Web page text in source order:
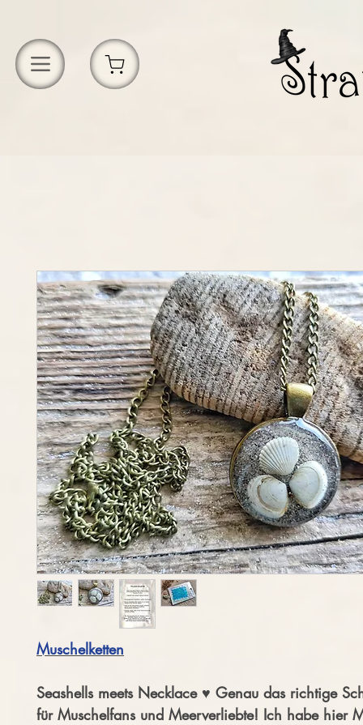
Muschelketten
Seashells meets Necklace ♥ Genau das richtige
für Muschelfans und Meerverliebte! Ich habe hier